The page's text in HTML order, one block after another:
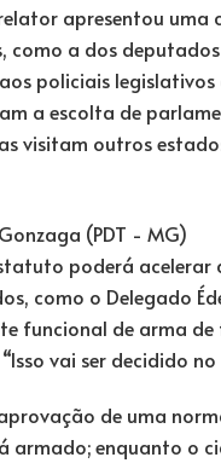
apresentou
a dos deputados
aos policiais
a escolta de
visitam outros
poderá acelerar
como o Delegado
funcional de arma
vai ser decidido no
de uma
armado; enquanto o